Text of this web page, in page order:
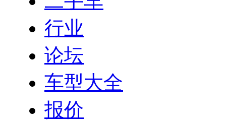
行业
论坛
车型大全
报价